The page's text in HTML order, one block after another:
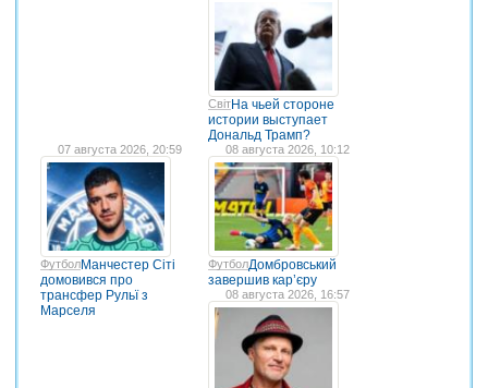
СвітНа чьей стороне
истории выступает
Дональд Трамп?
07 августа 2026, 20:59
ФутболМанчестер Сіті
домовився про
трансфер Рульї з
Марселя
08 августа 2026, 10:12
ФутболДомбровський
завершив кар’єру
08 августа 2026, 16:57